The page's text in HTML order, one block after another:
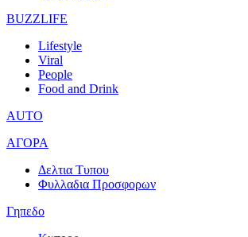
BUZZLIFE
Lifestyle
Viral
People
Food and Drink
AUTO
ΑΓΟΡΑ
Δελτια Τυπου
Φυλλαδια Προσφορων
Γηπεδο